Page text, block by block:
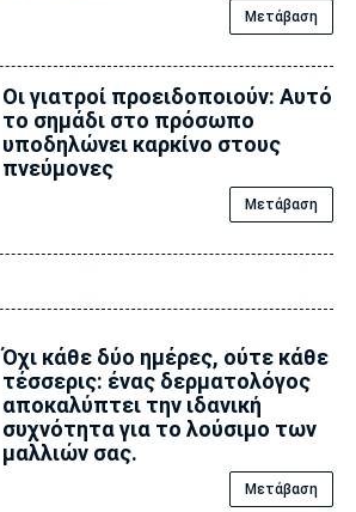
Μετάβαση
Οι γιατροί προειδοποιούν: Αυτό
το σημάδι στο πρόσωπο
υποδηλώνει καρκίνο στους
πνεύμονες
Μετάβαση
Όχι κάθε δύο ημέρες, ούτε κάθε
τέσσερις: ένας δερματολόγος
αποκαλύπτει την ιδανική
συχνότητα για το λούσιμο των
μαλλιών σας.
Μετάβαση